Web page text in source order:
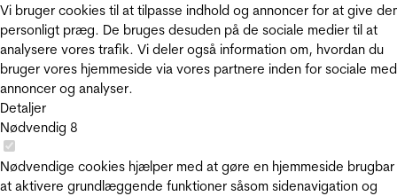
Vi bruger cookies til at tilpasse indhold og annoncer for at give
personligt præg. De bruges desuden på de sociale medier til at
analysere vores trafik. Vi deler også information om, hvordan du
bruger vores hjemmeside via vores partnere inden for sociale
annoncer og analyser.
Detaljer
Nødvendig 8
Nødvendige cookies hjælper med at gøre en hjemmeside
at aktivere grundlæggende funktioner såsom sidenavigation og